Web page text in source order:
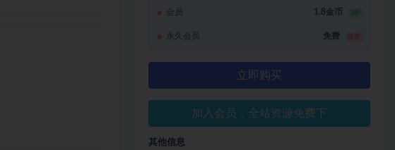
会员 1.8金币 3折
永久会员 免费
立即购买
加入会员，全站资源免费下
其他信息